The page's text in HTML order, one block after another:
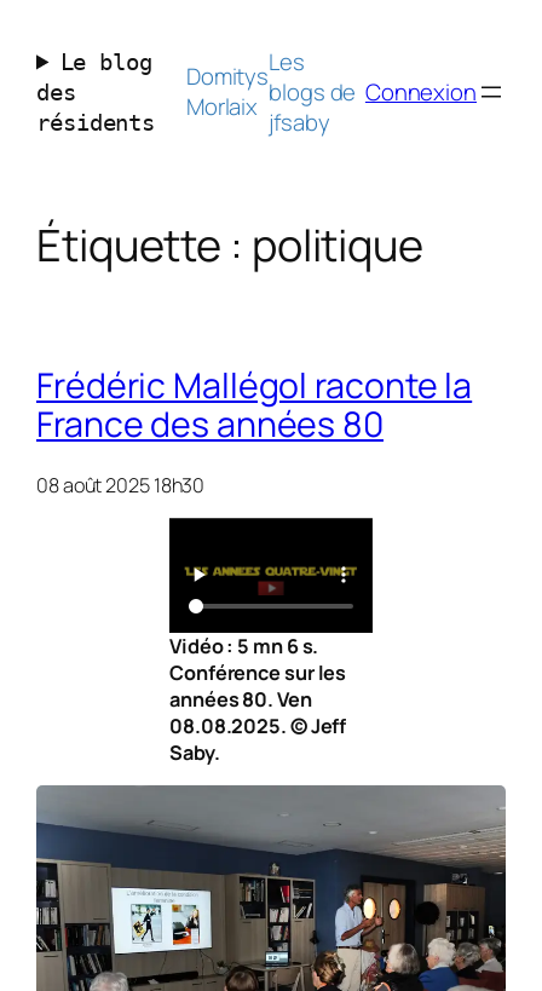
contenuLe blog
des
résidents
Domitys
Morlaix
Les
blogs de
jfsaby
Connexion
Étiquette : politique
Frédéric Mallégol raconte la
France des années 80
08 août 2025 18h30
Vidéo : 5 mn 6 s.
Conférence sur les
années 80. Ven
08.08.2025. © Jeff
Saby.